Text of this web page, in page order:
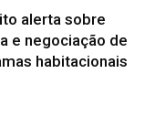
alerta sobre
e negociação de
habitacionais